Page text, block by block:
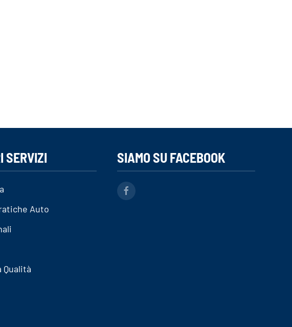
SERVIZI
Auto
Qualità
SIAMO SU FACEBOOK